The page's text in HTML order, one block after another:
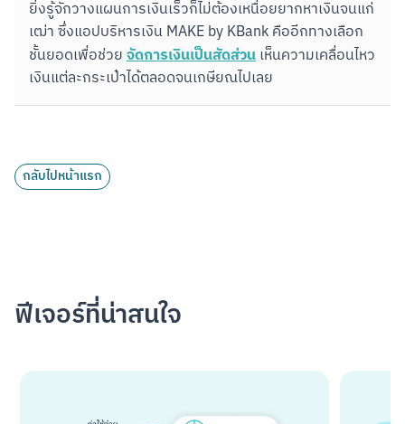
ยิ่งรู้จักวางแผนการเงินเร็วก็ไม่ต้องเหนื่อยยากหาเงินจนแก่
เฒ่า ซึ่งแอปบริหารเงิน MAKE by KBank คืออีกทางเลือก
ชั้นยอดเพื่อช่วย จัดการเงินเป็นสัดส่วน เห็นความเคลื่อนไหว
เงินแต่ละกระเป๋าได้ตลอดจนเกษียณไปเลย
กลับไปหน้าแรก
ฟีเจอร์ที่น่าสนใจ